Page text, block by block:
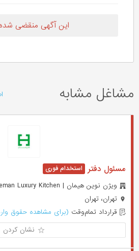
این آگهی منقضی
مشاغل مشابه
مسئول دفتر
ويژن نوين هيمان | Heman Luxury Kitchen
تهران، تهران
قرارداد تمام‌وقت (برای مشاهده حقوق
نشان کردن